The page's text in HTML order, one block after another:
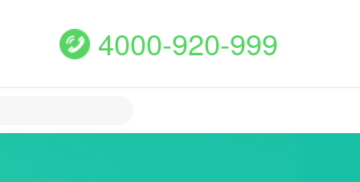
4000-920-999